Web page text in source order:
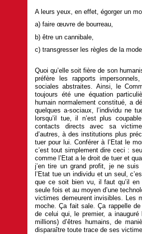
A leurs yeux, en effet, égorger un
a) faire œuvre de bourreau,
b) être un cannibale,
c) transgresser les règles de la
Quoi qu’elle soit fière de son
préfère les rapports
sociales abstraites. Ainsi, le
toujours été une équation
humain normalement constitué, a
quelques a-sociaux, l’individu ne
lorsqu’il tue, il n’est plus
contacts directs avec sa
d’autres, à des institutions plus
tuer pour lui. Conférer à l’Etat le
c’est tout simplement dire ceci :
comme l’Etat a le droit de tuer et
j’en tire un grand profit, je ne suis
l’Etat tue un individu et un seul,
que ce soit bien vu, il faut qu’il en
seule fois et au moyen d’une
victimes demeurent invisibles. Les
moche. Ça fait sale. Ça rappelle
de celui qui, le premier, a inauguré
millions) d’êtres humains, de
disparaître toute trace de ses